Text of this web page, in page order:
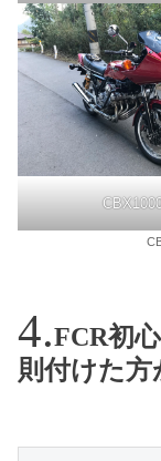
FCR初
則付けた方